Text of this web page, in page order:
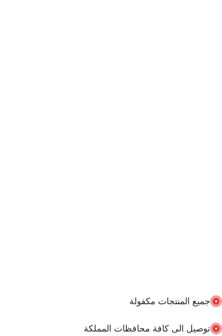
جميع المنتجات مكفولة
توصيل الى كافة محافظات المملكة